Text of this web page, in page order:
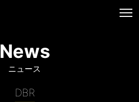
News
ニュース
DBR